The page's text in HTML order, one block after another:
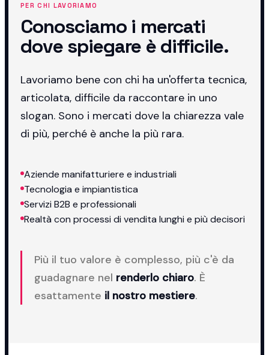
PER CHI LAVORIAMO
Conosciamo i mercati
dove spiegare è difficile.
Lavoriamo bene con chi ha un'offerta tecnica,
articolata, difficile da raccontare in uno
slogan. Sono i mercati dove la chiarezza vale
di più, perché è anche la più rara.
Aziende manifatturiere e industriali
Tecnologia e impiantistica
Servizi B2B e professionali
Realtà con processi di vendita lunghi e più decisori
Più il tuo valore è complesso, più c'è da
guadagnare nel renderlo chiaro. È
esattamente il nostro mestiere.